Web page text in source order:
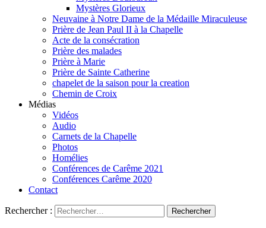
Mystères Glorieux
Neuvaine à Notre Dame de la Médaille Miraculeuse
Prière de Jean Paul II à la Chapelle
Acte de la consécration
Prière des malades
Prière à Marie
Prière de Sainte Catherine
chapelet de la saison pour la creation
Chemin de Croix
Médias
Vidéos
Audio
Carnets de la Chapelle
Photos
Homélies
Conférences de Carême 2021
Conférences Carême 2020
Contact
Rechercher :